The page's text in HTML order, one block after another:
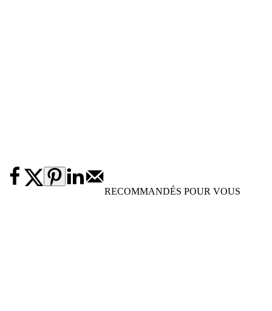
RECOMMANDÉS POUR VOUS